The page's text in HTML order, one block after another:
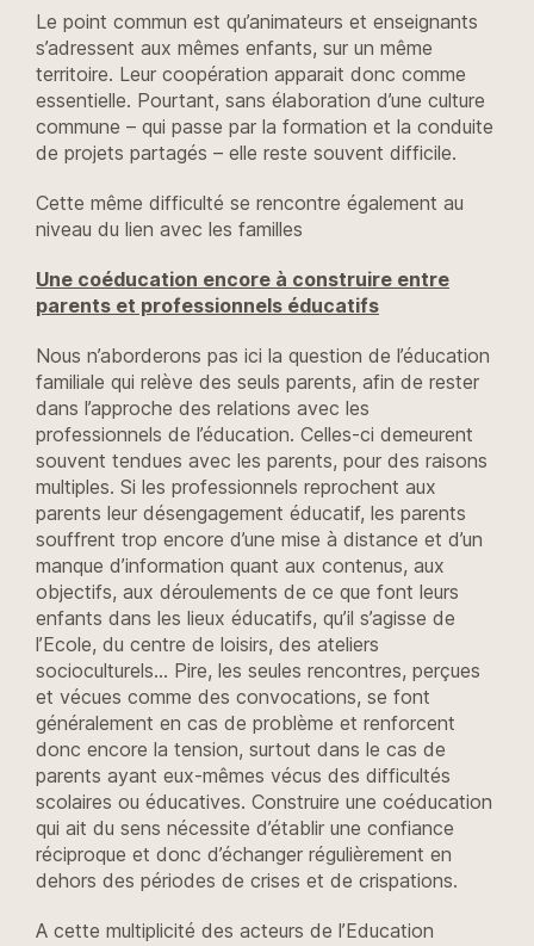
Le point commun est qu’animateurs et enseignants
s’adressent aux mêmes enfants, sur un même
territoire. Leur coopération apparait donc comme
essentielle. Pourtant, sans élaboration d’une culture
commune – qui passe par la formation et la conduite
de projets partagés – elle reste souvent difficile.
Cette même difficulté se rencontre également au
niveau du lien avec les familles
Une coéducation encore à construire entre
parents et professionnels éducatifs
Nous n’aborderons pas ici la question de l’éducation
familiale qui relève des seuls parents, afin de rester
dans l’approche des relations avec les
professionnels de l’éducation. Celles-ci demeurent
souvent tendues avec les parents, pour des raisons
multiples. Si les professionnels reprochent aux
parents leur désengagement éducatif, les parents
souffrent trop encore d’une mise à distance et d’un
manque d’information quant aux contenus, aux
objectifs, aux déroulements de ce que font leurs
enfants dans les lieux éducatifs, qu’il s’agisse de
l’Ecole, du centre de loisirs, des ateliers
socioculturels… Pire, les seules rencontres, perçues
et vécues comme des convocations, se font
généralement en cas de problème et renforcent
donc encore la tension, surtout dans le cas de
parents ayant eux-mêmes vécus des difficultés
scolaires ou éducatives. Construire une coéducation
qui ait du sens nécessite d’établir une confiance
réciproque et donc d’échanger régulièrement en
dehors des périodes de crises et de crispations.
A cette multiplicité des acteurs de l’Education